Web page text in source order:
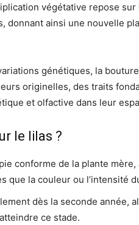
végétative repose sur
donnant ainsi une nouvelle
génétiques, la
originelles, des traits
et olfactive dans leur
le lilas ?
conforme de la plante mère,
que la couleur ou l’intensité
dès la seconde année,
ce stade.